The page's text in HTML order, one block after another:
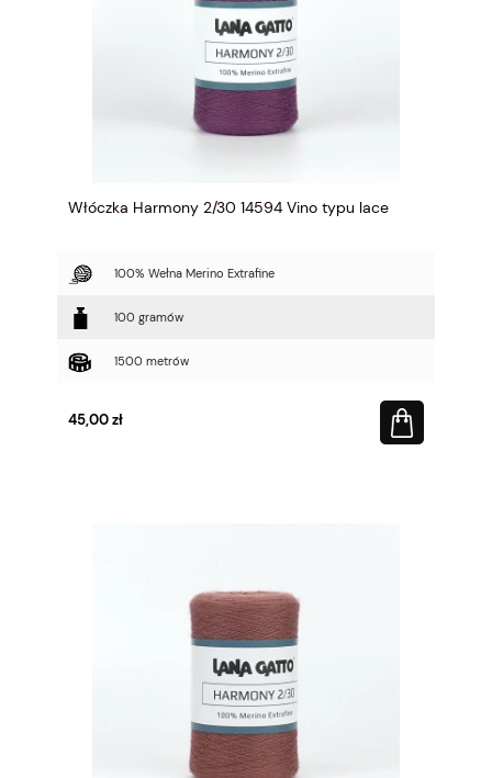
Włóczka Harmony 2/30 14594 Vino typu lace
100% Wełna Merino Extrafine
100 gramów
1500 metrów
45,00 zł